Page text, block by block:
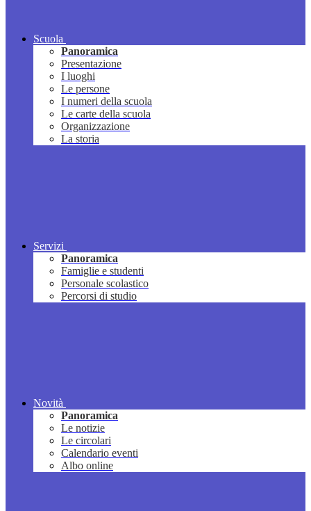
Scuola
Panoramica
Presentazione
I luoghi
Le persone
I numeri della scuola
Le carte della scuola
Organizzazione
La storia
Servizi
Panoramica
Famiglie e studenti
Personale scolastico
Percorsi di studio
Novità
Panoramica
Le notizie
Le circolari
Calendario eventi
Albo online